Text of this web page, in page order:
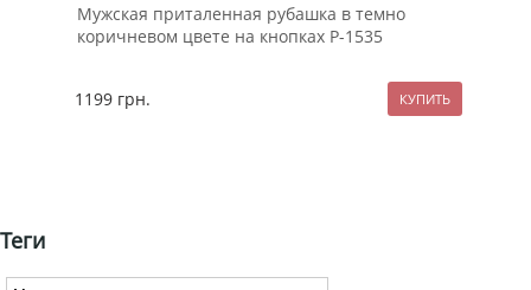
Мужская приталенная рубашка в темно
коричневом цвете на кнопках Р-1535
1199 грн.
Теги